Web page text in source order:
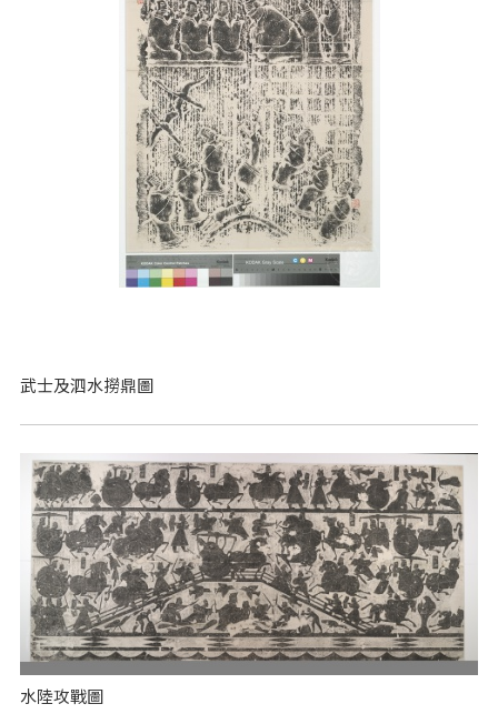
武士及泗水撈鼎圖
水陸攻戰圖